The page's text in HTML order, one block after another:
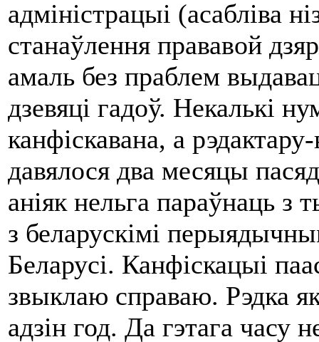
адміністрацыі (асабліва
станаўлення прававой
амаль без праблем
дзевяці гадоў. Некалькі
канфіскавана, а
давялося два месяцы
аніяк нельга параўнаць з
з беларускімі
Беларусі. Канфіскацыі
звыклаю справаю. Рэдка
адзін год. Да гэтага часу